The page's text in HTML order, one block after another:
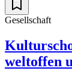
Gesellschaft
weltoffen